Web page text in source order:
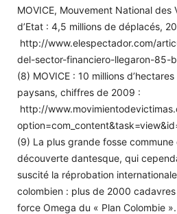
MOVICE, Mouvement National des
d’Etat : 4,5 millions de déplacés,
http://www.elespectador.com/
del-sector-financiero-llegaron-85-
(8) MOVICE : 10 millions
paysans, chiffres de 2009 :
http://
(9) La plus grande fosse commune
découverte dantesque, qui
suscité la réprobation
colombien : plus de 2000
force Omega du « Plan Colombie